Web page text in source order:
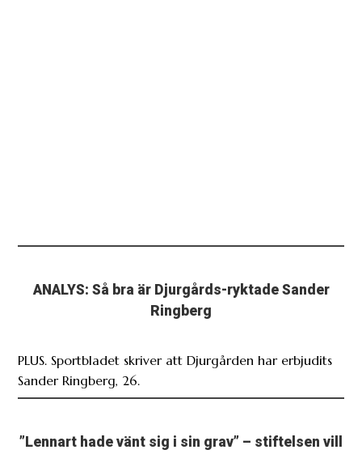
ANALYS: Så bra är Djurgårds-ryktade Sander
Ringberg
PLUS. Sportbladet skriver att Djurgården har erbjudits
Sander Ringberg, 26.
”Lennart hade vänt sig i sin grav” – stiftelsen vill